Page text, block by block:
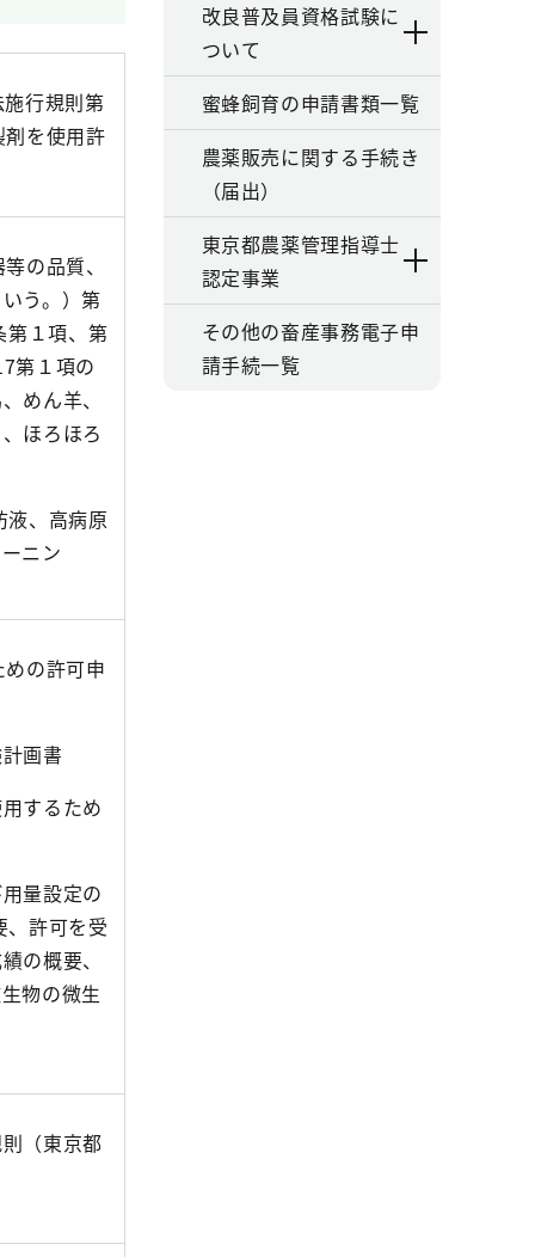
行規則第
を使用許
の品質、
う。）第
第１項、第
第１項の
めん羊、
ほろほろ
液、高病原
ニン
の許可申
画書
するため
量設定の
、許可を受
の概要、
物の微生
（東京都
改良普及員資格試験に
ついて
蜜蜂飼育の申請書類一覧
農薬販売に関する手続き
（届出）
東京都農薬管理指導士
認定事業
その他の畜産事務電子申
請手続一覧